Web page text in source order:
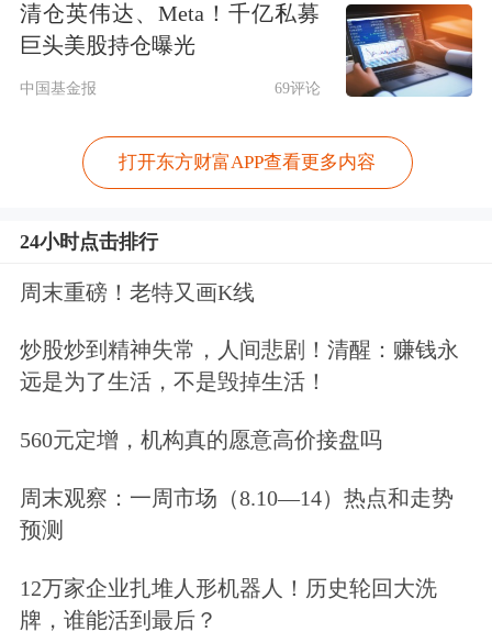
清仓英伟达、Meta！千亿私募
巨头美股持仓曝光
中国基金报 69评论
打开东方财富APP查看更多内容
24小时点击排行
周末重磅！老特又画K线
炒股炒到精神失常，人间悲剧！清醒：赚钱永
远是为了生活，不是毁掉生活！
560元定增，机构真的愿意高价接盘吗
周末观察：一周市场（8.10—14）热点和走势
预测
12万家企业扎堆人形机器人！历史轮回大洗
牌，谁能活到最后？